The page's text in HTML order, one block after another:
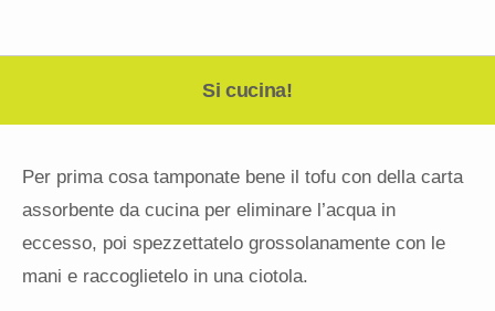
Si cucina!
Per prima cosa tamponate bene il tofu con della carta
assorbente da cucina per eliminare l’acqua in
eccesso, poi spezzettatelo grossolanamente con le
mani e raccoglietelo in una ciotola.